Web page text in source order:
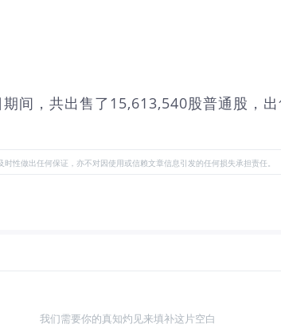
间，共出售了15,613,540股普通股，
性做出任何保证，亦不对因使用或信赖文章信息引发的任何损失承担责任。
我们需要你的真知灼见来填补这片空白